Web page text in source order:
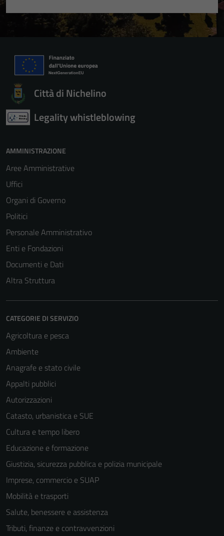
Città di Nichelino
Legality whistleblowing
AMMINISTRAZIONE
Aree Amministrative
Uffici
Organi di Governo
Politici
Personale Amministrativo
Enti e Fondazioni
Documenti e Dati
Altra Struttura
CATEGORIE DI SERVIZIO
Agricoltura e pesca
Ambiente
Anagrafe e stato civile
Appalti pubblici
Autorizzazioni
Catasto, urbanistica e SUE
Cultura e tempo libero
Educazione e formazione
Giustizia, sicurezza pubblica e polizia municipale
Imprese, commercio e SUAP
Mobilità e trasporti
Salute, benessere e assistenza
Tributi, finanze e contravvenzioni